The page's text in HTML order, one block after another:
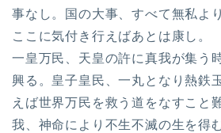
事なし。国の大事、すべて無私よ
ここに気付き行えばあとは康し。
一皇万民、天皇の許に真我が集う
興る。皇子皇民、一丸となり熱鉄
えば世界万民を救う道をなすこと
我、神命により不生不滅の生を得